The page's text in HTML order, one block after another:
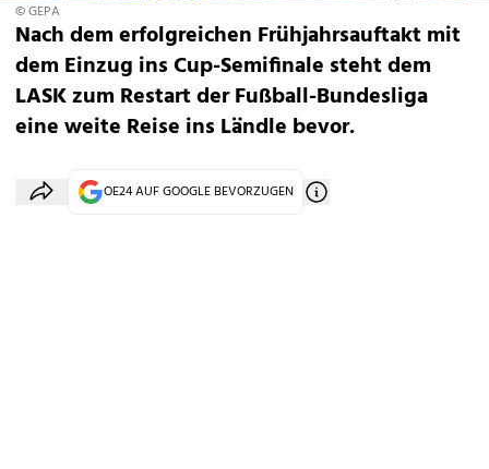
© GEPA
Nach dem erfolgreichen Frühjahrsauftakt mit
dem Einzug ins Cup-Semifinale steht dem
LASK zum Restart der Fußball-Bundesliga
eine weite Reise ins Ländle bevor.
OE24 AUF GOOGLE BEVORZUGEN